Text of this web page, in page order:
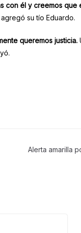
con él y creemos que
su tío Eduardo.
queremos justicia.
Alerta amarilla